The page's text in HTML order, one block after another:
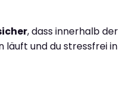
, dass innerhalb der
läuft und du stressfrei in